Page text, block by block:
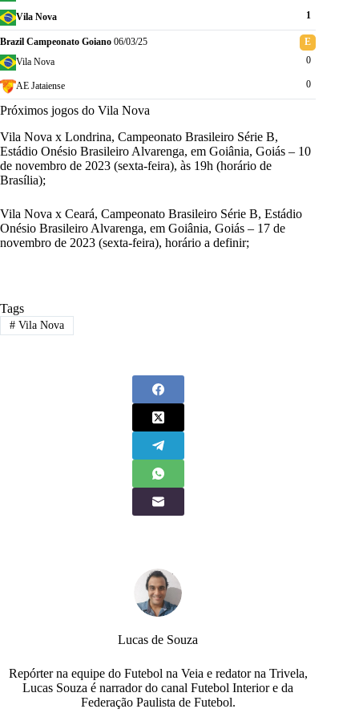
Vila Nova 1
Brazil Campeonato Goiano 06/03/25 E
AE Jataiense 0
Vila Nova 0
Próximos jogos do Vila Nova
Vila Nova x Londrina, Campeonato Brasileiro Série B,
Estádio Onésio Brasileiro Alvarenga, em Goiânia, Goiás – 10
de novembro de 2023 (sexta-feira), às 19h (horário de
Brasília);
Vila Nova x Ceará, Campeonato Brasileiro Série B, Estádio
Onésio Brasileiro Alvarenga, em Goiânia, Goiás – 17 de
novembro de 2023 (sexta-feira), horário a definir;
Tags
#Vila Nova
Lucas de Souza
Repórter na equipe do Futebol na Veia e redator na Trivela,
Lucas Souza é narrador do canal Futebol Interior e da
Federação Paulista de Futebol.